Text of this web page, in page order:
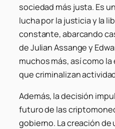
sociedad más justa. Es
lucha por la justicia y la
constante, abarcando
de Julian Assange y
muchos más, así como
que criminalizan
Además, la decisión
futuro de las
gobierno. La creación de